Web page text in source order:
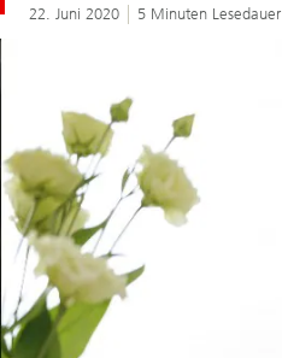
22. Juni 2020 5 Minuten Lesedauer